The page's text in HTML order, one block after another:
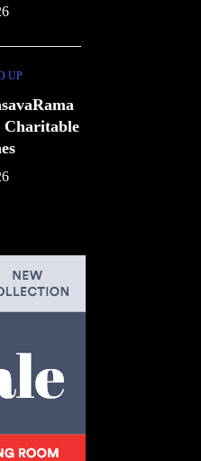
UP
Charitable